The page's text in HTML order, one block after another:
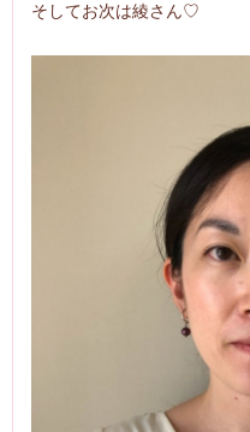
そしてお次は綾さん♡